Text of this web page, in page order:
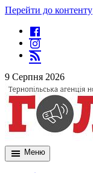
Перейти до контенту
9 Серпня 2026
Меню